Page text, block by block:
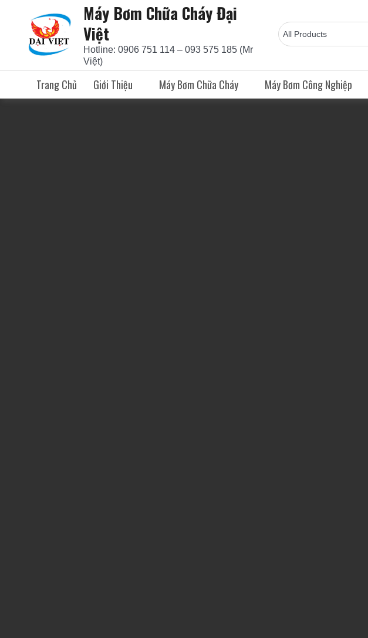
content
Máy Bơm Chữa Cháy Đại
Việt
Hotline: 0906 751 114 – 093 575 185 (Mr
Việt)
Trang Chủ Giới Thiệu Máy Bơm Chữa Cháy Máy Bơm Công Nghiệp